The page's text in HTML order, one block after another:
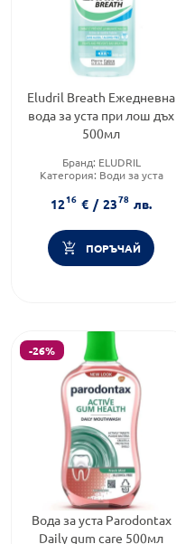
Eludril Breath Ежедневна
вода за уста при лош дъх
500мл
Бранд: ELUDRIL
Категория: Води за уста
уста
1216 € / 2378 лв.
ПОРЪЧАЙ
-26%
Вода за уста Parodontax
Daily gum care 500мл